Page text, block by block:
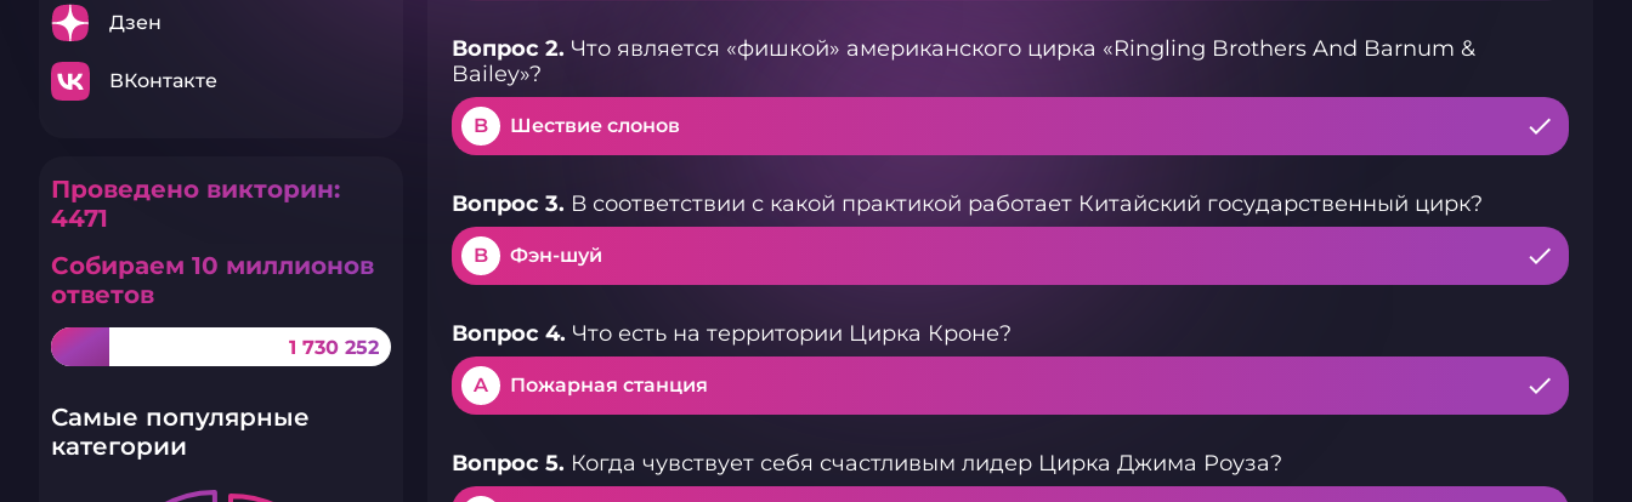
Дзен
ВКонтакте
Проведено викторин:
4471
Собираем 10 миллионов
ответов
1 730 252
Самые популярные
категории
Вопрос 2. Что является «фишкой» американского цирка «Ringling Brothers And Barnum &
Bailey»?
B Шествие слонов
Вопрос 3. В соответствии с какой практикой работает Китайский государственный цирк?
B Фэн-шуй
Вопрос 4. Что есть на территории Цирка Кроне?
A Пожарная станция
Вопрос 5. Когда чувствует себя счастливым лидер Цирка Джима Роуза?